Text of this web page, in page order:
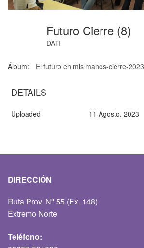
Futuro Cierre (8)
DATI
Álbum: El futuro en mis manos-cierre-2023
DETAILS
Uploaded 11 Agosto, 2023
DIRECCIÓN
Ruta Prov. Nº 55 (Ex. 148)
Extremo Norte
Teléfono: